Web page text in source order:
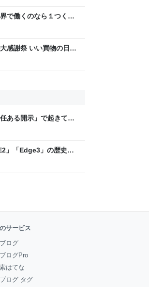
で働くのなら１つくら
感謝祭 いい買物の日」
ある開示」で起きてい
」「Edge3」の歴史に
サービス
ログ
ログPro
はてな
ログ タグ